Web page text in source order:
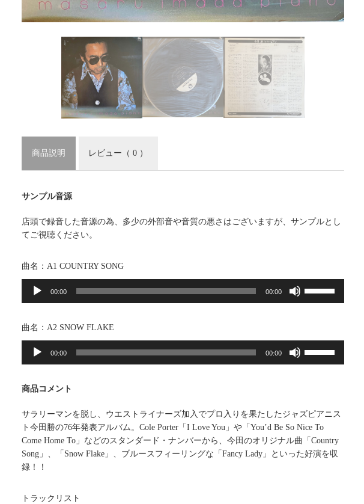
商品説明 レビュー （ 0 ）
サンプル音源
店頭で録音した音源の為、多少の外部音や音質の悪さはございますが、サンプルとし
てご視聴ください。
曲名：A1 COUNTRY SONG
音
プ
ー
00:00 00:00
調
節
下
矢
印
キ
曲名：A2 SNOW FLAKE
音
プ
ー
ー
00:00 00:00
調
節
に
は
商品コメント
サラリーマンを脱し、ウエストライナーズ加入でプロ入りを果たしたジャズピアニス
ト今田勝の76年発表アルバム。Cole Porter「I Love You」や「You’d Be So Nice To
Come Home To」などのスタンダード・ナンバーから、今田のオリジナル曲「Country
Song」、「Snow Flake」、ブルースフィーリングな「Fancy Lady」といった好演を収
録！！
トラックリスト